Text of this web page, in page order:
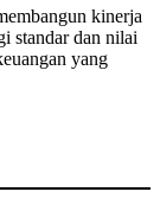
kinerja
standar dan nilai
yang